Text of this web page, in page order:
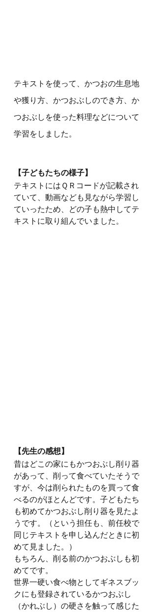
テキストを使って、かつおの生息地
や獲り方、かつおぶしのでき方、か
つおぶしを使った料理などについて
学習をしました。
【子どもたちの様子】
テキストにはＱＲコードが記載され
ていて、動画なども見ながら学習し
ていったため、どの子も熱中してテ
キストに取り組んでいました。
【先生の感想】
昔はどこの家にもかつおぶし削り器
があって、削って食べていたそうで
すが、今は削られたものを買って食
べるのがほとんどです。子どもたち
も初めてかつおぶし削り器を見たよ
うです。（という担任も、前任校で
同じテキストを申し込んだときに初
めて見ました。）
もちろん、削る前のかつおぶしも初
めてです。
世界一硬い食べ物としてギネスブッ
クにも登録されているかつおぶし
（かれぶし）の硬さを触って感じた